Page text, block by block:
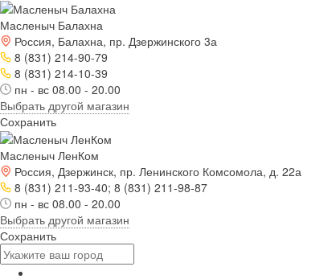
Масленыч Балахна
Россия, Балахна, пр. Дзержинского 3а
8 (831) 214-90-79
8 (831) 214-10-39
пн - вс 08.00 - 20.00
Выбрать другой магазин
Сохранить
Масленыч ЛенКом
Россия, Дзержинск, пр. Ленинского Комсомола, д. 22а
8 (831) 211-93-40; 8 (831) 211-98-87
пн - вс 08.00 - 20.00
Выбрать другой магазин
Сохранить